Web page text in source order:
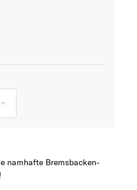
namhafte Bremsbacken-